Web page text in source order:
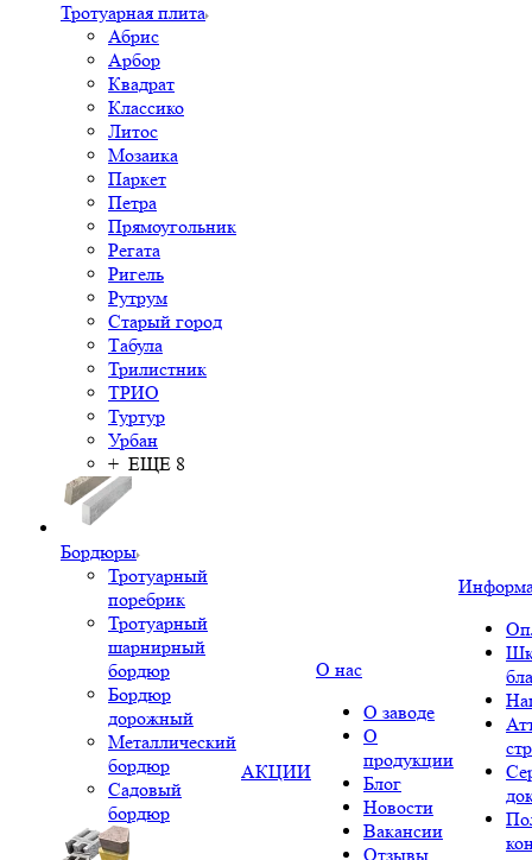
Тротуарная плита
Абрис
Арбор
Квадрат
Классико
Литос
Мозаика
Паркет
Петра
Прямоугольник
Регата
Ригель
Рутрум
Старый город
Табула
Трилистник
ТРИО
Туртур
Урбан
+ ЕЩЕ 8
Бордюры
Тротуарный
поребрик
Тротуарный
шарнирный
бордюр
Бордюр
дорожный
Металлический
бордюр
Садовый
бордюр
АКЦИИ
О нас
О заводе
О
продукции
Блог
Новости
Вакансии
Отзывы